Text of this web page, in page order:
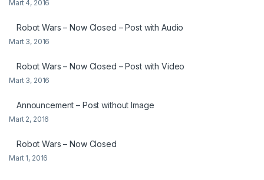
Mart 4, 2016
Robot Wars – Now Closed – Post with Audio
Mart 3, 2016
Robot Wars – Now Closed – Post with Video
Mart 3, 2016
Announcement – Post without Image
Mart 2, 2016
Robot Wars – Now Closed
Mart 1, 2016